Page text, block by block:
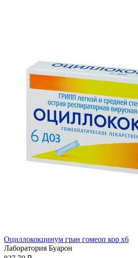
Оциллококцинум гран гомеоп кор x6
Лаборатория Буарон